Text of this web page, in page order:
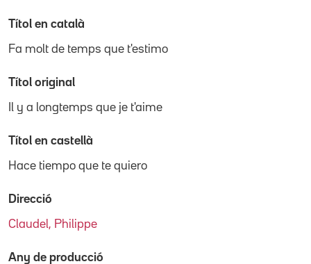
Títol en català
Fa molt de temps que t'estimo
Títol original
Il y a longtemps que je t'aime
Títol en castellà
Hace tiempo que te quiero
Direcció
Claudel, Philippe
Any de producció